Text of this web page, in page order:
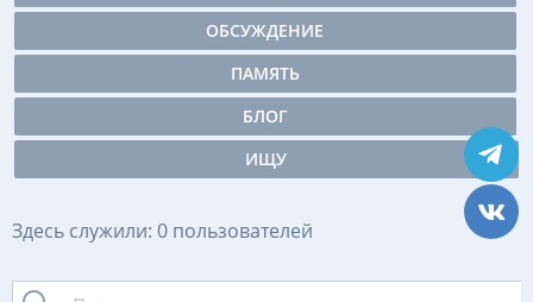
ОБСУЖДЕНИЕ
ПАМЯТЬ
БЛОГ
ИЩУ
Здесь служили: 0 пользователей